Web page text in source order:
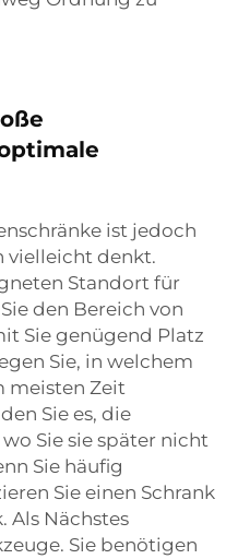
ist jedoch
vielleicht denkt.
Standort für
den Bereich von
Sie genügend Platz
Sie, in welchem
meisten Zeit
Sie es, die
Sie sie später nicht
Sie häufig
Sie einen Schrank
Als Nächstes
Sie benötigen